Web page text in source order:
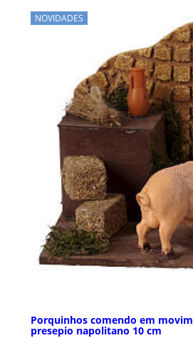
NOVIDADES
Porquinhos comendo em
presepio napolitano 10 cm